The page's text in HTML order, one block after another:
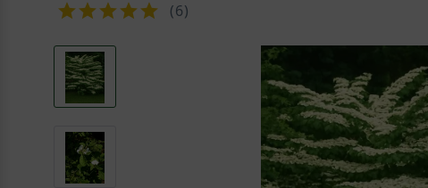
(6)